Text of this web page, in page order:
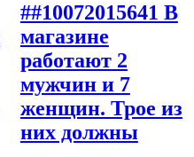
##10072015641 В
магазине
работают 2
мужчин и 7
женщин. Трое из
них должны